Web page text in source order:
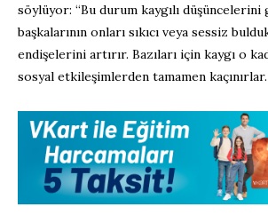
söylüyor: “Bu durum kaygılı
başkalarının onları sıkıcı veya sessiz
endişelerini artırır. Bazıları için kaygı o
sosyal etkileşimlerden tamamen